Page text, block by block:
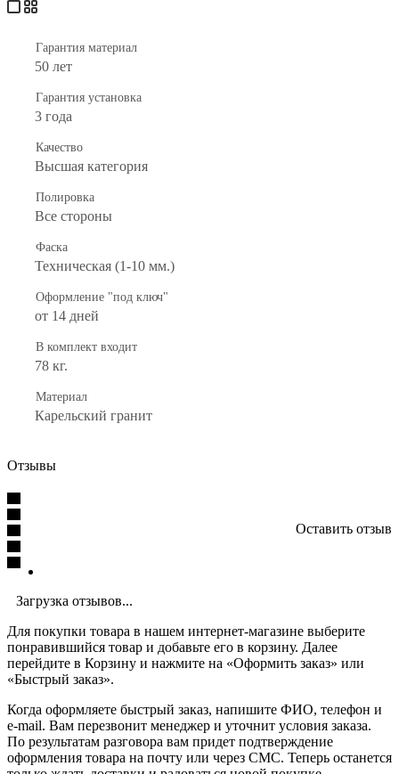
Гарантия материал
50 лет
Гарантия установка
3 года
Качество
Высшая категория
Полировка
Все стороны
Фаска
Техническая (1-10 мм.)
Оформление "под ключ"
от 14 дней
В комплект входит
78 кг.
Материал
Карельский гранит
Отзывы
Оставить отзыв
Загрузка отзывов...
Для покупки товара в нашем интернет-магазине выберите
понравившийся товар и добавьте его в корзину. Далее
перейдите в Корзину и нажмите на «Оформить заказ» или
«Быстрый заказ».
Когда оформляете быстрый заказ, напишите ФИО, телефон и
e-mail. Вам перезвонит менеджер и уточнит условия заказа.
По результатам разговора вам придет подтверждение
оформления товара на почту или через СМС. Теперь останется